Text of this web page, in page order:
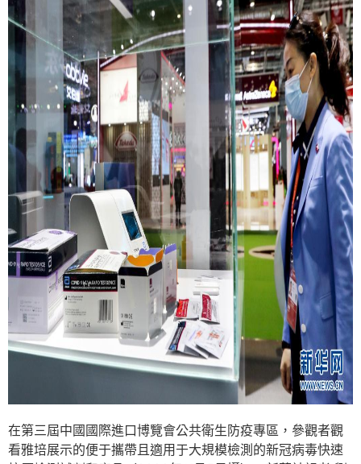
在第三屆中國國際進口博覽會公共衛生防疫專區，參觀者觀
看雅培展示的便于攜帶且適用于大規模檢測的新冠病毒快速